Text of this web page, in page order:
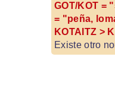
GOT/KOT =
= "peña,
KOTAITZ >
Existe otro